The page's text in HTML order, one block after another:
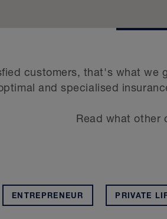
customers, that's what we
and specialised
Read what other
ENTREPRENEUR PRIVATE